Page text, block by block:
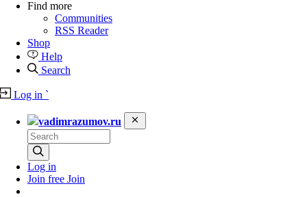
Find more
Communities
RSS Reader
Shop
Help
Search
Log in `
vadimrazumov.ru
Log in
Join free Join